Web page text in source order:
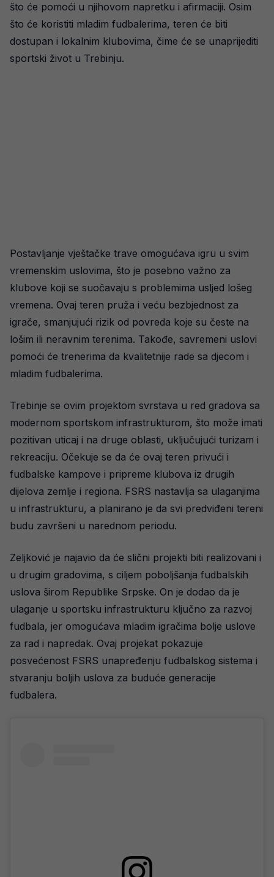
što će pomoći u njihovom napretku i afirmaciji. Osim
što će koristiti mladim fudbalerima, teren će biti
dostupan i lokalnim klubovima, čime će se unaprijediti
sportski život u Trebinju.
Postavljanje vještačke trave omogućava igru u svim
vremenskim uslovima, što je posebno važno za
klubove koji se suočavaju s problemima usljed lošeg
vremena. Ovaj teren pruža i veću bezbjednost za
igrače, smanjujući rizik od povreda koje su česte na
lošim ili neravnim terenima. Takođe, savremeni uslovi
pomoći će trenerima da kvalitetnije rade sa djecom i
mladim fudbalerima.
Trebinje se ovim projektom svrstava u red gradova sa
modernom sportskom infrastrukturom, što može imati
pozitivan uticaj i na druge oblasti, uključujući turizam i
rekreaciju. Očekuje se da će ovaj teren privući i
fudbalske kampove i pripreme klubova iz drugih
dijelova zemlje i regiona. FSRS nastavlja sa ulaganjima
u infrastrukturu, a planirano je da svi predviđeni tereni
budu završeni u narednom periodu.
Zeljković je najavio da će slični projekti biti realizovani i
u drugim gradovima, s ciljem poboljšanja fudbalskih
uslova širom Republike Srpske. On je dodao da je
ulaganje u sportsku infrastrukturu ključno za razvoj
fudbala, jer omogućava mladim igračima bolje uslove
za rad i napredak. Ovaj projekat pokazuje
posvećenost FSRS unapređenju fudbalskog sistema i
stvaranju boljih uslova za buduće generacije
fudbalera.